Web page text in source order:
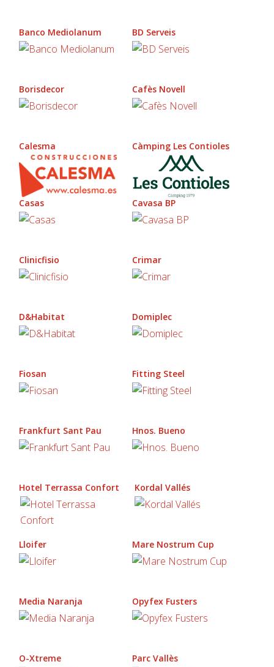
Banco Mediolanum BD Serveis
Borisdecor Cafès Novell
Calesma Càmping Les Contioles
Casas Cavasa BP
Clinicfisio Crimar
D&Habitat Domiplec
Fiosan Fitting Steel
Frankfurt Sant Pau Hnos. Bueno
Hotel Terrassa Confort Kordal Vallés
Lloifer Mare Nostrum Cup
Media Naranja Opyfex Fusters
O-Xtreme Parc Vallès